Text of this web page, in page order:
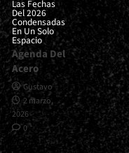
Las Fechas
Del 2026
Condensadas
En Un Solo
Espacio
Agenda Del
Acero
Gustavo
2 marzo,
2026
0